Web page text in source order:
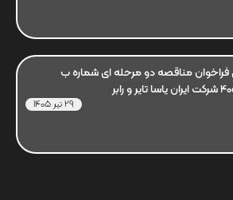
مناقصه دو مرحله ای شماره ب
و رابر
29 تیر 1405